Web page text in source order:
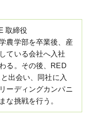
取締役
農学部を卒業後、産
ている会社へ入社
る。その後、RED
出会い、同社に入
ーディングカンパニ
な挑戦を行う。